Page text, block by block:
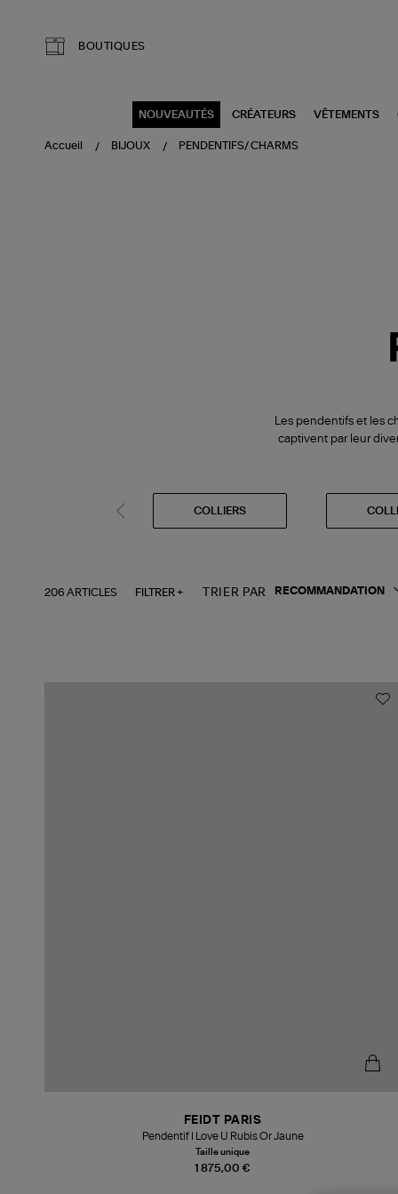
BOUTIQUES
NOUVEAUTÉS CRÉATEURS VÊTEMENTS
Accueil BIJOUX PENDENTIFS/ CHARMS
Les pendentifs et les
captivent par leur
COLLIERS
206 ARTICLES FILTRER + TRIER PAR
1 875,00 €
FEIDT PARIS
Pendentif I Love U Rubis Or Jaune
Taille unique